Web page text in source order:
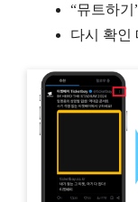
“뮤트하기
다시 확인